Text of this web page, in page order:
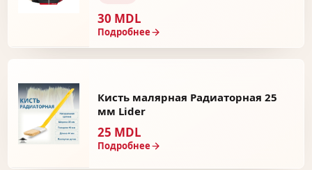
30 MDL
Подробнее
Кисть малярная Радиаторная 25
мм Lider
25 MDL
Подробнее